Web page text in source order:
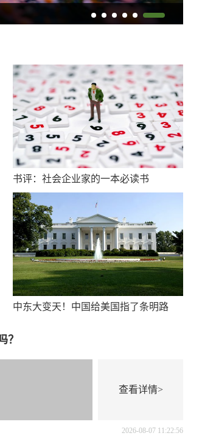
书评：社会企业家的一本必读书
中东大变天！中国给美国指了条明路
？
查看详情>
2026-08-07 11:22:56